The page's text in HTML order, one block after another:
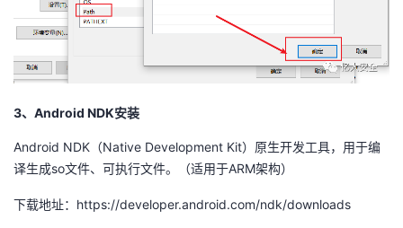
3、Android NDK安装
Android NDK（Native Development Kit）原生开发工具，用于编
译生成so文件、可执行文件。（适用于ARM架构）
下载地址：https://developer.android.com/ndk/downloads